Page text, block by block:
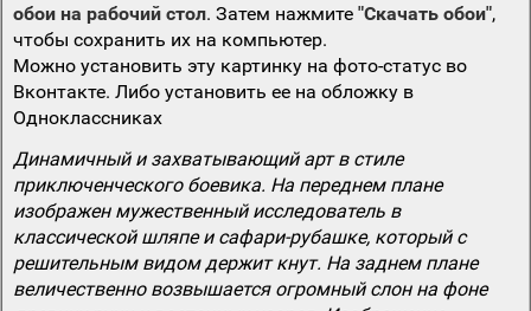
обои на рабочий стол. Затем нажмите "Скачать обои",
чтобы сохранить их на компьютер.
Можно установить эту картинку на фото-статус во
Вконтакте. Либо установить ее на обложку в
Одноклассниках
Динамичный и захватывающий арт в стиле
приключенческого боевика. На переднем плане
изображен мужественный исследователь в
классической шляпе и сафари-рубашке, который с
решительным видом держит кнут. На заднем плане
величественно возвышается огромный слон на фоне